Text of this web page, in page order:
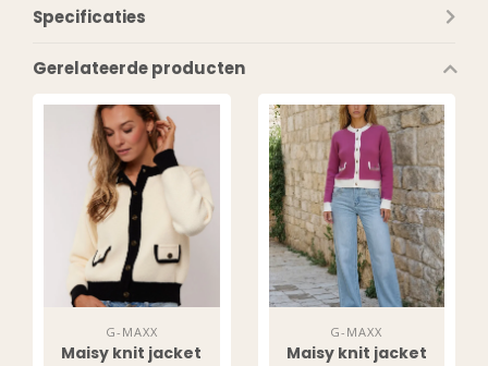
Specificaties
Gerelateerde producten
G-MAXX
Maisy knit jacket
G-MAXX
Maisy knit jacket
SIGN ME UP!
NO, THANKS